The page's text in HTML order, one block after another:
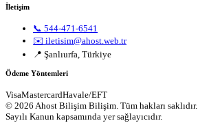
İletişim
📞 544-471-6541
✉️ iletisim@ahost.web.tr
📍 Şanlıurfa, Türkiye
Ödeme Yöntemleri
VisaMastercardHavale/EFT
© 2026 Ahost Bilişim Bilişim. Tüm hakları saklıdır.
Sayılı Kanun kapsamında yer sağlayıcıdır.